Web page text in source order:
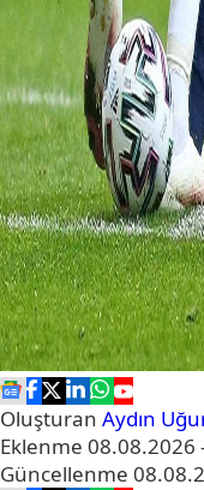
Oluşturan Aydın
Eklenme 08.08.2026
Güncellenme